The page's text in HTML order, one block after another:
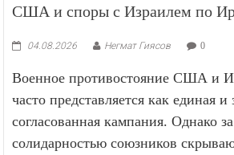
США и споры с Израилем по
04.08.2026 Негмат Гиясов 0
Военное противостояние США и
часто представляется как единая и
согласованная кампания. Однако
солидарностью союзников